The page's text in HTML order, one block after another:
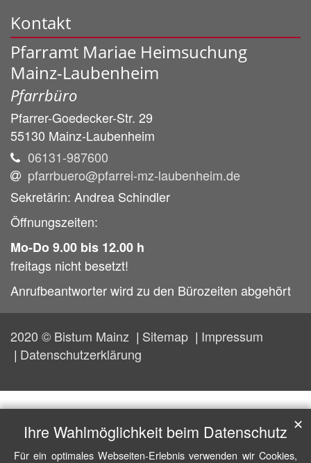
Kontakt
Pfarramt Mariae Heimsuchung
Mainz-Laubenheim
Pfarrbüro
Pfarrer-Goedecker-Str. 29
55130 Mainz-Laubenheim
06131-987600
pfarrbuero@pfarrei-mz-laubenheim.de
Sekretärin: Andrea Schindler
Öffnungszeiten:
Mo-Do 9.00 bis 12.00 h
freitags nicht besetzt!
Anrufbeantworter wird zu den Bürozeiten abgehört
2020 © Bistum Mainz Sitemap
Impressum
Datenschutzerklärung
Ihre Wahlmöglichkeit beim Datenschutz
Für ein optimales Webseiten-Erlebnis verwenden wir Cookies,
✕